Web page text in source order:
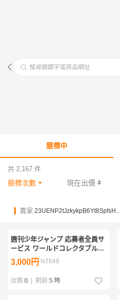
搜尋關鍵字或商品網址
競標中
共 2,167 件
競標次數 現在出價
賣家 23UENP2tJzkykpB6Yt8SpfsHHCC6B
週刊少年ジャンプ 応募者全員サ
ービス ワールドコレクタブルフ
ィギュア 呪術廻戦 (虎杖悠仁&
乙骨憂太)
3,000円 NT649
出價 0 剩餘 5 時